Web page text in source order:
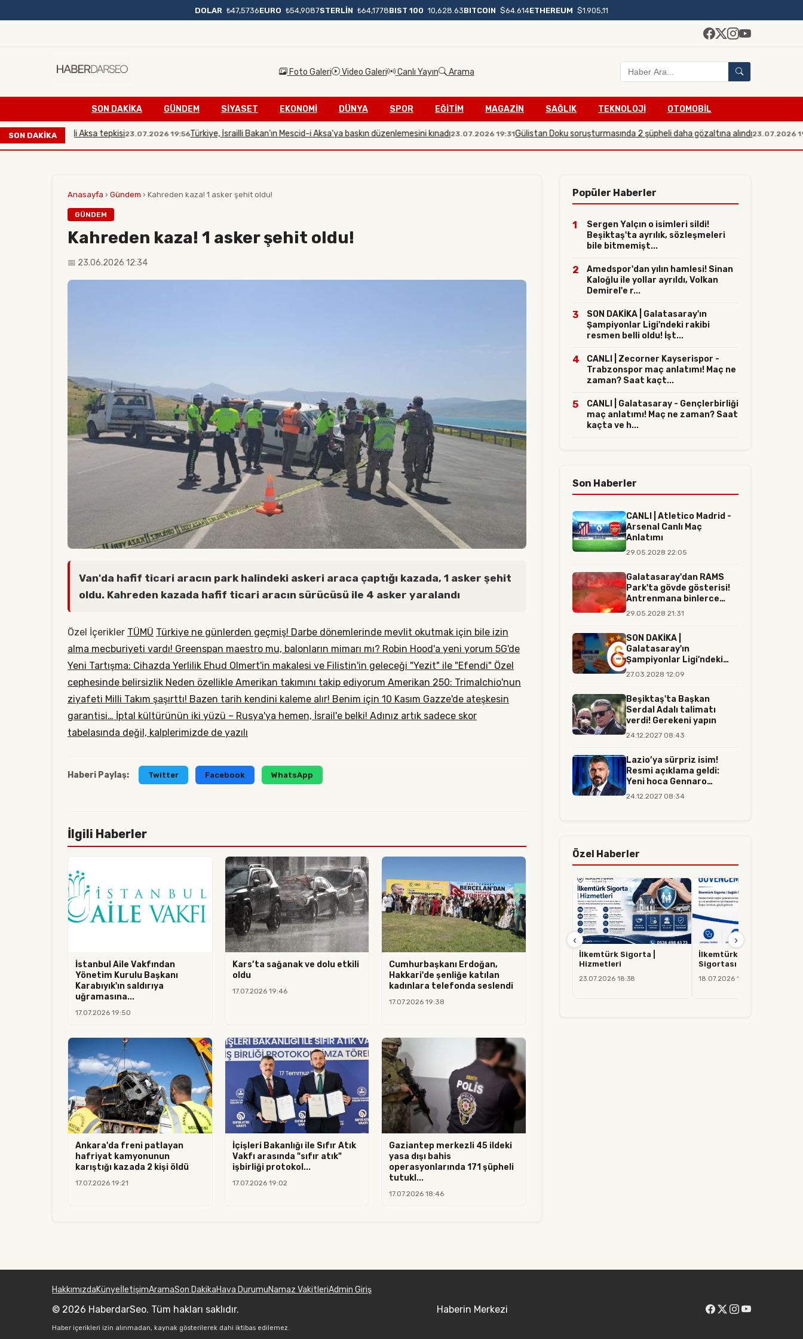
DOLAR ₺47,5736EURO ₺54,9087STERLİN ₺64,1778BIST 100 10,628.63BITCOIN $64.614ETHEREUM $1.905,11
Foto Galeri Video Galeri Canlı Yayın Arama
SON DAKIKA GÜNDEM SİYASET EKONOMİ DÜNYA SPOR EĞİTİM MAGAZİN SAĞLIK TEKNOLOJİ OTOMOBİL
SON DAKİKA
Mescidi Aksa tepkisi 23.07.2026 19:56Türkiye, İsrailli Bakan'ın Mescid-i Aksa'ya baskın düzenlemesini kınadı23.07.2026 19:31Gülistan Doku soruşturmasında 2 şüpheli daha gözaltına alındı23.07.2026 19:21
Anasayfa › Gündem › Kahreden kaza! 1 asker şehit oldu!
GÜNDEM
Kahreden kaza! 1 asker şehit oldu!
📅 23.06.2026 12:34
Van'da hafif ticari aracın park halindeki askeri araca çaptığı kazada, 1 asker şehit
oldu. Kahreden kazada hafif ticari aracın sürücüsü ile 4 asker yaralandı
Özel İçerikler TÜMÜ Türkiye ne günlerden geçmiş! Darbe dönemlerinde mevlit okutmak için bile izin
alma mecburiyeti vardı! Greenspan maestro mu, balonların mimarı mı? Robin Hood'a yeni yorum 5G'de
Yeni Tartışma: Cihazda Yerlilik Ehud Olmert'in makalesi ve Filistin'in geleceği "Yezit" ile "Efendi" Özel
cephesinde belirsizlik Neden özellikle Amerikan takımını takip ediyorum Amerikan 250: Trimalchio'nun
ziyafeti Milli Takım şaşırttı! Bazen tarih kendini kaleme alır! Benim için 10 Kasım Gazze'de ateşkesin
garantisi… İptal kültürünün iki yüzü – Rusya'ya hemen, İsrail'e belki! Adınız artık sadece skor
tabelasında değil, kalplerimizde de yazılı
Haberi Paylaş: Twitter Facebook WhatsApp
İlgili Haberler
İstanbul Aile Vakfından
Yönetim Kurulu Başkanı
Karabıyık'ın saldırıya
uğramasına...
17.07.2026 19:50
Kars’ta sağanak ve dolu etkili
oldu
17.07.2026 19:46
Cumhurbaşkanı Erdoğan,
Hakkari'de şenliğe katılan
kadınlara telefonda seslendi
17.07.2026 19:38
Ankara'da freni patlayan
hafriyat kamyonunun
karıştığı kazada 2 kişi öldü
17.07.2026 19:21
İçişleri Bakanlığı ile Sıfır Atık
Vakfı arasında "sıfır atık"
işbirliği protokol...
17.07.2026 19:02
Gaziantep merkezli 45 ildeki
yasa dışı bahis
operasyonlarında 171 şüpheli
tutukl...
17.07.2026 18:46
Popüler Haberler
1
Sergen Yalçın o isimleri sildi!
Beşiktaş'ta ayrılık, sözleşmeleri
bile bitmemişt...
2
Amedspor'dan yılın hamlesi! Sinan
Kaloğlu ile yollar ayrıldı, Volkan
Demirel'e r...
3
SON DAKİKA | Galatasaray'ın
Şampiyonlar Ligi'ndeki rakibi
resmen belli oldu! İşt...
4
CANLI | Zecorner Kayserispor -
Trabzonspor maç anlatımı! Maç ne
zaman? Saat kaçt...
5
CANLI | Galatasaray - Gençlerbirliği
maç anlatımı! Maç ne zaman? Saat
kaçta ve h...
Son Haberler
CANLI | Atletico Madrid -
Arsenal Canlı Maç
Anlatımı
29.05.2028 22:05
Galatasaray'dan RAMS
Park'ta gövde gösterisi!
Antrenmana binlerce
tara...
29.05.2028 21:31
SON DAKİKA |
Galatasaray'ın
Şampiyonlar Ligi'ndeki
rakibi resmen belli...
27.03.2028 12:09
Beşiktaş'ta Başkan
Serdal Adalı talimatı
verdi! Gerekeni yapın
24.12.2027 08:43
Lazio’ya sürpriz isim!
Resmi açıklama geldi:
Yeni hoca Gennaro
Gattuso...
24.12.2027 08:34
Özel Haberler
İlkemtürk Sigorta |
Hizmetleri
23.07.2026 18:38
İlkemtürk Sigorta | Sağlık
Sigortası
18.07.2026 14:37
‹ ›
HakkımızdaKünyeİletişimAramaSon DakikaHava DurumuNamaz VakitleriAdmin Giriş
© 2026 HaberdarSeo. Tüm hakları saklıdır. Haberin Merkezi
Haber içerikleri izin alınmadan, kaynak gösterilerek dahi iktibas edilemez.